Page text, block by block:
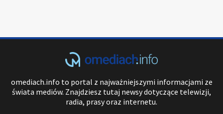
omediach.info to portal z najważniejszymi informacjami ze
świata mediów. Znajdziesz tutaj newsy dotyczące telewizji,
radia, prasy oraz internetu.